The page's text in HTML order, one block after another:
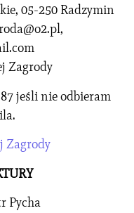
05-250 Radzymin
Zagrody
jeśli nie odbieram
Zagrody
Pycha